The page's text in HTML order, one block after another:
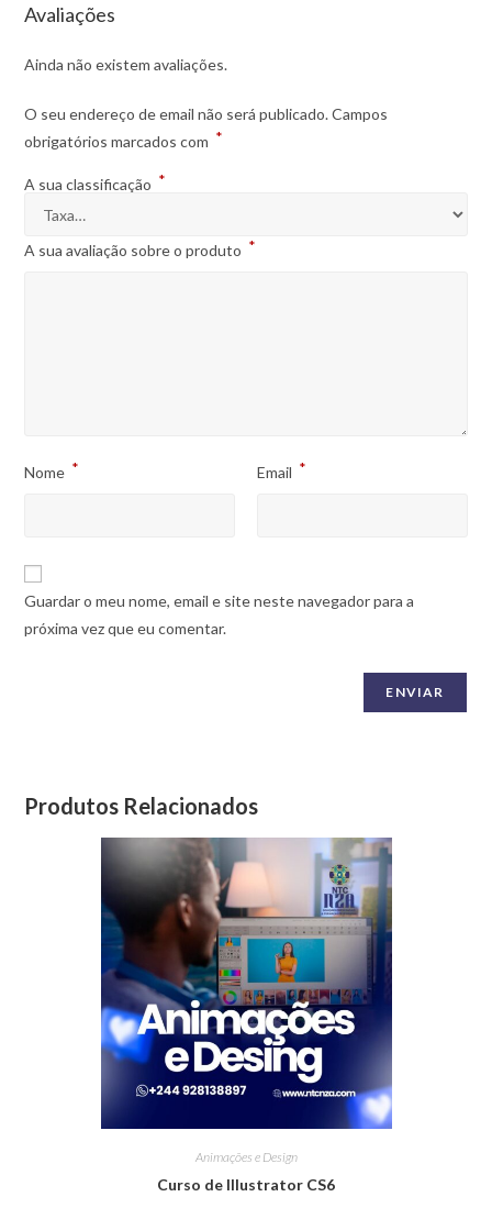
Avaliações
Ainda não existem avaliações.
O seu endereço de email não será publicado. Campos
obrigatórios marcados com *
A sua classificação *
A sua avaliação sobre o produto *
Nome * Email *
Guardar o meu nome, email e site neste navegador para a
próxima vez que eu comentar.
Produtos Relacionados
Animações e Design
Curso de Illustrator CS6